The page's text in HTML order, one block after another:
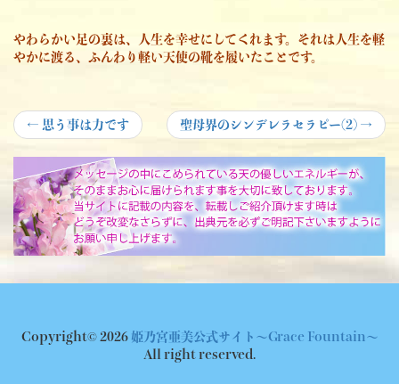
やわらかい足の裏は、人生を幸せにしてくれます。それは人生を軽
やかに渡る、ふんわり軽い天使の靴を履いたことです。
投
稿
ナ
ビ
ゲ
ョ
← Previous
post:
思う事は力です
Next
post:
聖母界のシンデレラセラピー(2) →
Copyright© 2026 姫乃宮亜美公式サイト～Grace Fountain～
All right reserved.